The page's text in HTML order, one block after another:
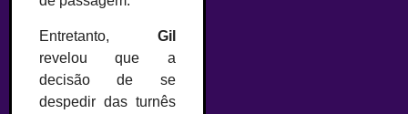
Entretanto, Gil
revelou que a
decisão de se
despedir das turnês